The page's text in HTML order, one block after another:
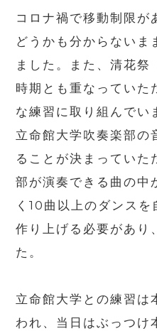
コロナ禍で移動制限が
どうかも分からないま
ました。また、清花祭
時期とも重なっていた
な練習に取り組んでい
立命館大学吹奏楽部の
ることが決まっていた
部が演奏できる曲の中
く10 曲以上のダンスを
作り上げる必要があり
た。
立命館大学との練習は
われ、当日はぶっつけ